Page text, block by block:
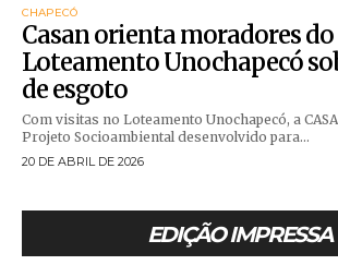
CHAPECÓ
Casan orienta moradores do
Loteamento Unochapecó
de esgoto
Com visitas no Loteamento Unochapecó, a
Projeto Socioambiental desenvolvido para...
20 DE ABRIL DE 2026
EDIÇÃO IMPRESSA